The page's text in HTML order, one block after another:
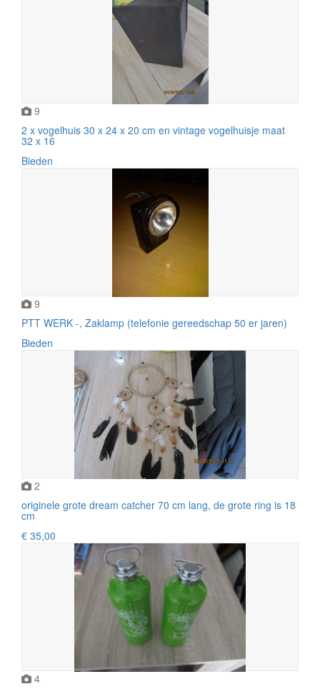
9
2 x vogelhuis 30 x 24 x 20 cm en vintage vogelhuisje maat
32 x 16
Bieden
9
PTT WERK -, Zaklamp (telefonie gereedschap 50 er jaren)
Bieden
2
originele grote dream catcher 70 cm lang, de grote ring is 18
cm
€ 35,00
4